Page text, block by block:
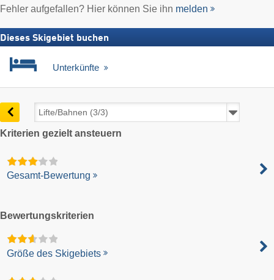
Fehler aufgefallen? Hier können Sie ihn melden
Dieses Skigebiet buchen
Unterkünfte
Kriterien gezielt ansteuern
Gesamt-Bewertung
Bewertungskriterien
Größe des Skigebiets